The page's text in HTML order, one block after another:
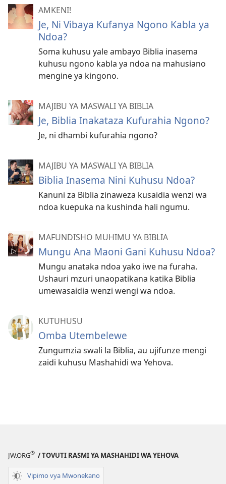
AMKENI!
Je, Ni Vibaya Kufanya Ngono Kabla ya
Ndoa?
Soma kuhusu yale ambayo Biblia inasema
kuhusu ngono kabla ya ndoa na mahusiano
mengine ya kingono.
MAJIBU YA MASWALI YA BIBLIA
Je, Biblia Inakataza Kufurahia Ngono?
Je, ni dhambi kufurahia ngono?
MAJIBU YA MASWALI YA BIBLIA
Biblia Inasema Nini Kuhusu Ndoa?
Kanuni za Biblia zinaweza kusaidia wenzi wa
ndoa kuepuka na kushinda hali ngumu.
MAFUNDISHO MUHIMU YA BIBLIA
Mungu Ana Maoni Gani Kuhusu Ndoa?
Mungu anataka ndoa yako iwe na furaha.
Ushauri mzuri unaopatikana katika Biblia
umewasaidia wenzi wengi wa ndoa.
KUTUHUSU
Omba Utembelewe
Zungumzia swali la Biblia, au ujifunze mengi
zaidi kuhusu Mashahidi wa Yehova.
JW.ORG® / TOVUTI RASMI YA MASHAHIDI WA YEHOVA
Vipimo vya Mwonekano